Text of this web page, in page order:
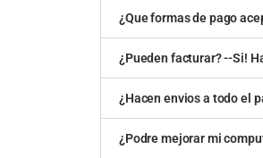
¿Que formas de pago
¿Pueden facturar? --Si!
¿Hacen envios a todo el
¿Podre mejorar mi